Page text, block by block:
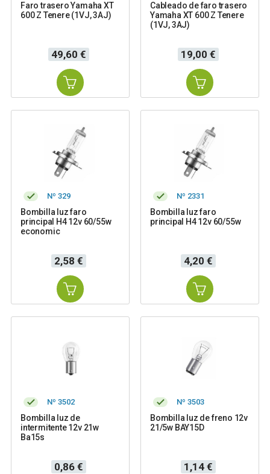
Faro trasero Yamaha XT
600 Z Tenere (1VJ, 3AJ)
Precio
49,60 €
Cableado de faro trasero
Yamaha XT 600 Z Tenere
(1VJ, 3AJ)
Precio
19,00 €
Nº 329
Bombilla luz faro
principal H4 12v 60/55w
economic
Precio
2,58 €
Nº 2331
Bombilla luz faro
principal H4 12v 60/55w
Precio
4,20 €
Nº 3502
Bombilla luz de
intermitente 12v 21w
Ba15s
Precio
0,86 €
Nº 3503
Bombilla luz de freno 12v
21/5w BAY15D
Precio
1,14 €